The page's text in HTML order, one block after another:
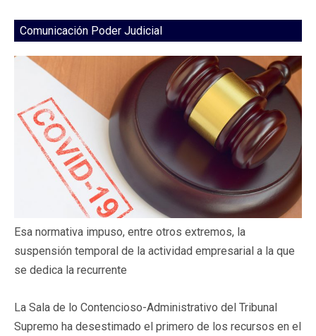
Comunicación Poder Judicial
Esa normativa impuso, entre otros extremos, la
suspensión temporal de la actividad empresarial a la que
se dedica la recurrente
La Sala de lo Contencioso-Administrativo del Tribunal
Supremo ha desestimado el primero de los recursos en el